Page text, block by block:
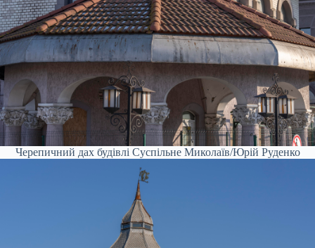
Черепичний дах будівлі Суспільне Миколаїв/Юрій Руденко